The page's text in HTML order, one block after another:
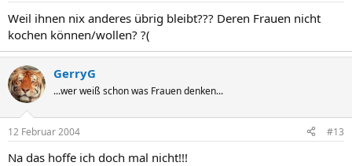
Weil ihnen nix anderes übrig bleibt??? Deren Frauen nicht
kochen können/wollen? ?(
GerryG
...wer weiß schon was Frauen denken...
12 Februar 2004 #13
Na das hoffe ich doch mal nicht!!!